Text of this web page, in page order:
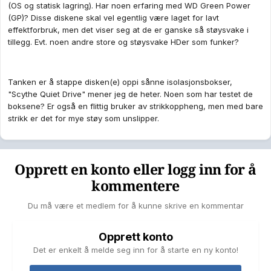
(OS og statisk lagring). Har noen erfaring med WD Green Power
(GP)? Disse diskene skal vel egentlig være laget for lavt
effektforbruk, men det viser seg at de er ganske så støysvake i
tillegg. Evt. noen andre store og støysvake HDer som funker?
Tanken er å stappe disken(e) oppi sånne isolasjonsbokser,
"Scythe Quiet Drive" mener jeg de heter. Noen som har testet de
boksene? Er også en flittig bruker av strikkoppheng, men med bare
strikk er det for mye støy som unslipper.
Opprett en konto eller logg inn for å
kommentere
Du må være et medlem for å kunne skrive en kommentar
Opprett konto
Det er enkelt å melde seg inn for å starte en ny konto!